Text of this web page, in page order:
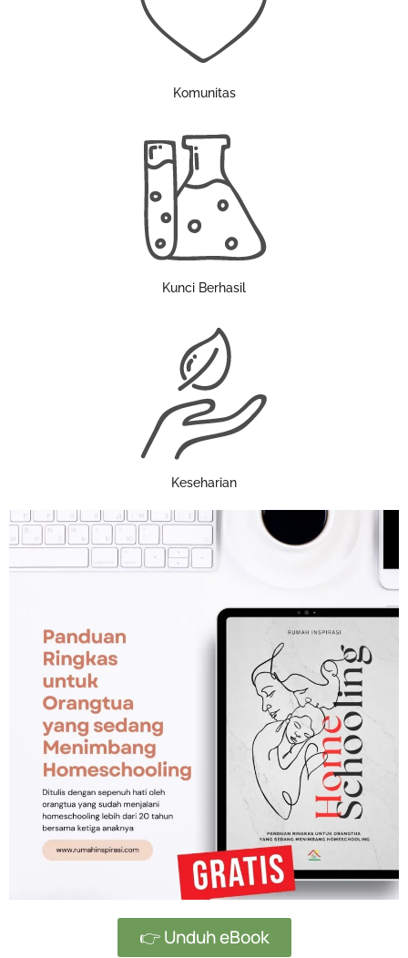
Komunitas
Kunci Berhasil
Keseharian
👉 Unduh eBook